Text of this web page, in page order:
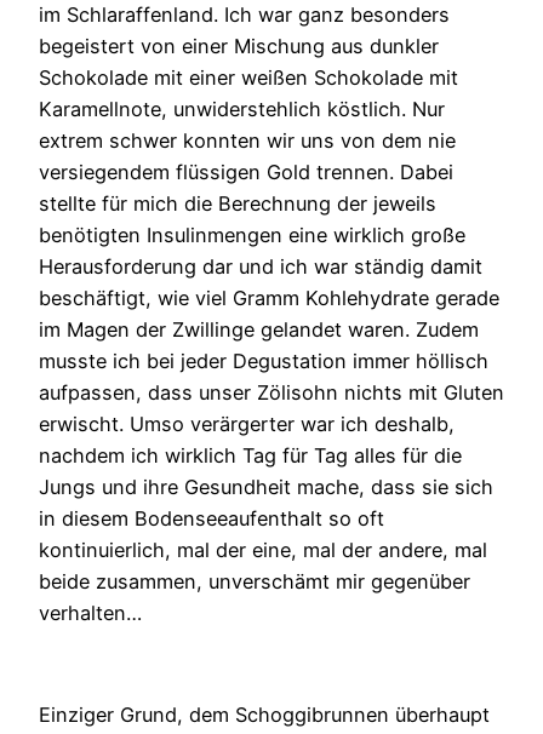
im Schlaraffenland. Ich war ganz besonders
begeistert von einer Mischung aus dunkler
Schokolade mit einer weißen Schokolade mit
Karamellnote, unwiderstehlich köstlich. Nur
extrem schwer konnten wir uns von dem nie
versiegendem flüssigen Gold trennen. Dabei
stellte für mich die Berechnung der jeweils
benötigten Insulinmengen eine wirklich große
Herausforderung dar und ich war ständig damit
beschäftigt, wie viel Gramm Kohlehydrate gerade
im Magen der Zwillinge gelandet waren. Zudem
musste ich bei jeder Degustation immer höllisch
aufpassen, dass unser Zölisohn nichts mit Gluten
erwischt. Umso verärgerter war ich deshalb,
nachdem ich wirklich Tag für Tag alles für die
Jungs und ihre Gesundheit mache, dass sie sich
in diesem Bodenseeaufenthalt so oft
kontinuierlich, mal der eine, mal der andere, mal
beide zusammen, unverschämt mir gegenüber
verhalten…
Einziger Grund, dem Schoggibrunnen überhaupt